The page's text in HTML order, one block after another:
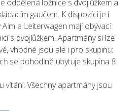
oddělená ložnice s dvojlůžkem a
gaučem. K dispozici je i
a Leiterwagen mají obývací
s dvojlůžkem. Apartmány si lze
vhodné jsou ale i pro skupinu:
se pohodlně ubytuje skupina 8
vítáni. Všechny apartmány jsou